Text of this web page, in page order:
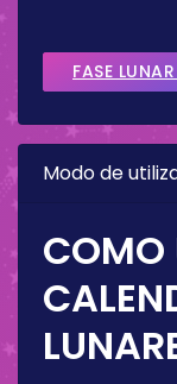
FASE
Modo de
COMO